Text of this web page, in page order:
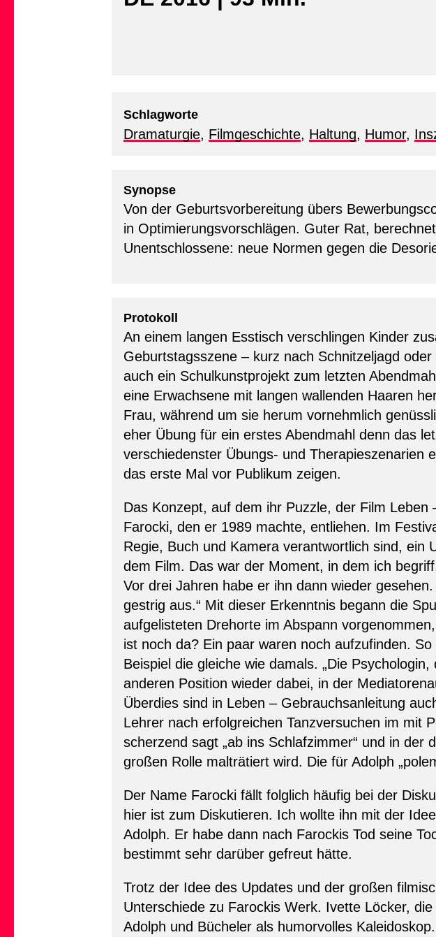
Schlagworte
Dramaturgie, Filmgeschichte, Haltung, Humor,
Synopse
Von der Geburtsvorbereitung übers
in Optimierungsvorschlägen. Guter Rat,
Unentschlossene: neue Normen gegen die
Protokoll
An einem langen Esstisch verschlingen Kinder
Geburtstagsszene – kurz nach Schnitzeljagd
auch ein Schulkunstprojekt zum letzten
eine Erwachsene mit langen wallenden Haaren
Frau, während um sie herum vornehmlich
eher Übung für ein erstes Abendmahl denn das
verschiedenster Übungs- und Therapieszenarien
das erste Mal vor Publikum zeigen.
Das Konzept, auf dem ihr Puzzle, der Film
Farocki, den er 1989 machte, entliehen. Im
Regie, Buch und Kamera verantwortlich sind, ein
dem Film. Das war der Moment, in dem ich
Vor drei Jahren habe er ihn dann wieder
gestrig aus.“ Mit dieser Erkenntnis begann die
aufgelisteten Drehorte im Abspann
ist noch da? Ein paar waren noch aufzufinden.
Beispiel die gleiche wie damals. „Die
anderen Position wieder dabei, in der
Überdies sind in Leben – Gebrauchsanleitung
Lehrer nach erfolgreichen Tanzversuchen im mit
scherzend sagt „ab ins Schlafzimmer“ und in
großen Rolle malträtiert wird. Die für Adolph
Der Name Farocki fällt folglich häufig bei der
hier ist zum Diskutieren. Ich wollte ihn mit der
Adolph. Er habe dann nach Farockis Tod seine
bestimmt sehr darüber gefreut hätte.
Trotz der Idee des Updates und der großen
Unterschiede zu Farockis Werk. Ivette Löcker,
Adolph und Bücheler als humorvolles